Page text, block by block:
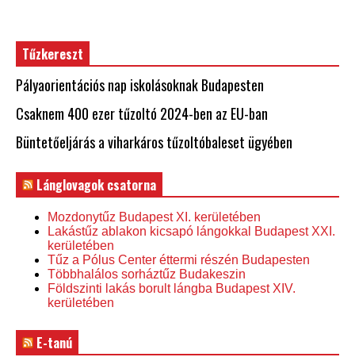
Tűzkereszt
Pályaorientációs nap iskolásoknak Budapesten
Csaknem 400 ezer tűzoltó 2024-ben az EU-ban
Büntetőeljárás a viharkáros tűzoltóbaleset ügyében
Lánglovagok csatorna
Mozdonytűz Budapest XI. kerületében
Lakástűz ablakon kicsapó lángokkal Budapest XXI.
kerületében
Tűz a Pólus Center éttermi részén Budapesten
Többhalálos sorháztűz Budakeszin
Földszinti lakás borult lángba Budapest XIV.
kerületében
E-tanú